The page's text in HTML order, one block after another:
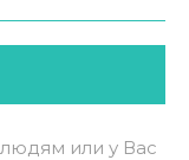
людям или у Вас